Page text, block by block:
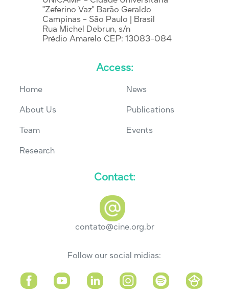
"Zeferino Vaz" Barão Geraldo
Campinas - São Paulo | Brasil
Rua Michel Debrun, s/n
Prédio Amarelo CEP: 13083-084
Access:
Home
About Us
Team
Research
News
Publications
Events
Contact:
contato@cine.org.br
Follow our social midias: